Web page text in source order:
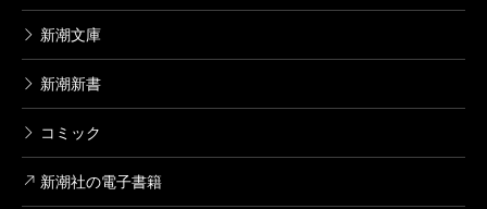
新潮文庫
新潮新書
コミック
新潮社の電子書籍